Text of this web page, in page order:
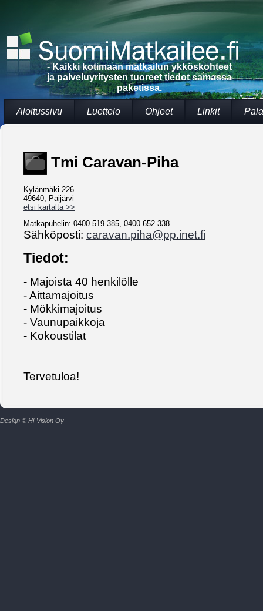
- Kaikki kotimaan matkailun ykköskohteet
ja palveluyritysten tuoreet tiedot samassa
paketissa.
Aloitussivu Luettelo Ohjeet Linkit
Tmi Caravan-Piha
Kylänmäki 226
49640, Paijärvi
etsi kartalta >>
Matkapuhelin: 0400 519 385, 0400 652 338
Sähköposti: caravan.piha@pp.inet.fi
Tiedot:
- Majoista 40 henkilölle
- Aittamajoitus
- Mökkimajoitus
- Vaunupaikkoja
- Kokoustilat
Tervetuloa!
Design © Hi-Vision Oy